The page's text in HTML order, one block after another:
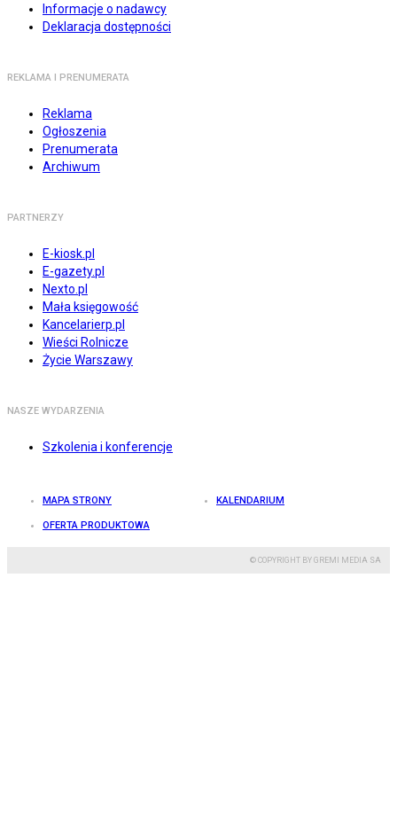
Informacje o nadawcy
Deklaracja dostępności
REKLAMA I PRENUMERATA
Reklama
Ogłoszenia
Prenumerata
Archiwum
PARTNERZY
E-kiosk.pl
E-gazety.pl
Nexto.pl
Mała księgowość
Kancelarierp.pl
Wieści Rolnicze
Życie Warszawy
NASZE WYDARZENIA
Szkolenia i konferencje
MAPA STRONY KALENDARIUM
OFERTA PRODUKTOWA
© COPYRIGHT BY GREMI MEDIA SA